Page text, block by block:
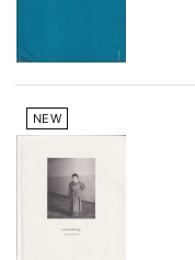
NEW